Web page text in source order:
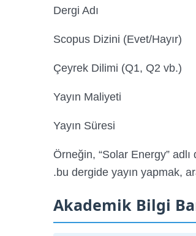
Dergi Adı
Scopus Dizini (Evet/Hayır)
Çeyrek Dilimi (Q1, Q2 vb.)
Yayın Maliyeti
Yayın Süresi
Örneğin, “Solar Energy”
bu dergide yayın yapmak,
Akademik Bilgi